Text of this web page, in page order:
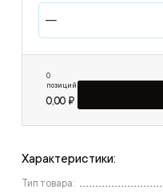
0
позиций
0,00 ₽
Характеристики:
Тип товара: